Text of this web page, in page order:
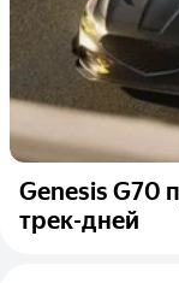
Genesis G70
трек-дней